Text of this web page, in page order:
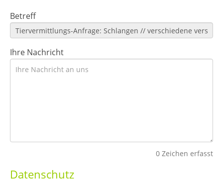
Betreff
Ihre Nachricht
0 Zeichen erfasst
Datenschutz